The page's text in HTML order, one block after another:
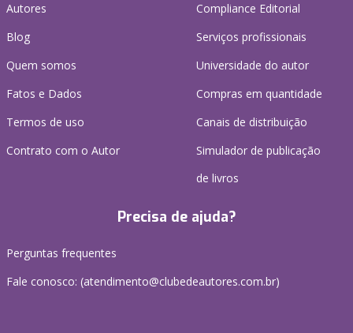
Autores
Blog
Quem somos
Fatos e Dados
Termos de uso
Contrato com o Autor
Compliance Editorial
Serviços profissionais
Universidade do autor
Compras em quantidade
Canais de distribuição
Simulador de publicação
de livros
Precisa de ajuda?
Perguntas frequentes
Fale conosco: (atendimento@clubedeautores.com.br)